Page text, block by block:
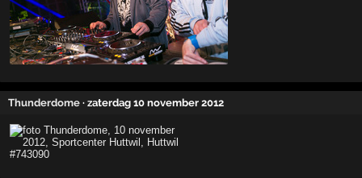
Thunderdome · zaterdag 10 november 2012